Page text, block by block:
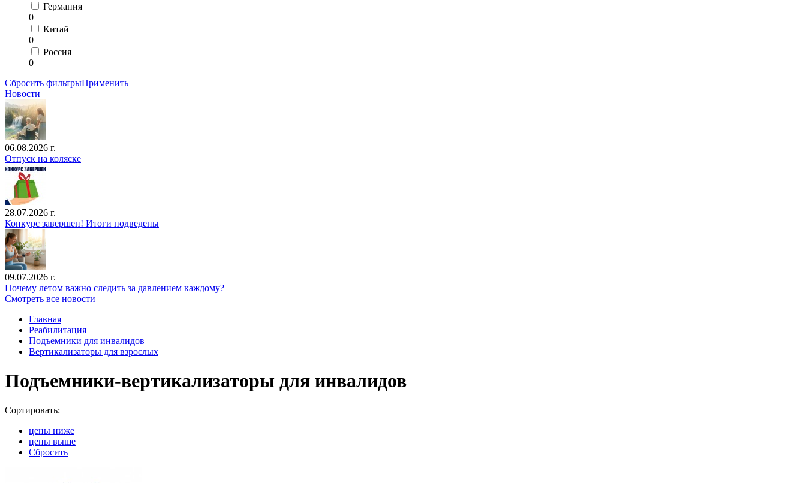
Германия
0
Китай
0
Россия
0
Сбросить фильтрыПрименить
Новости
06.08.2026 г.
Отпуск на коляске
28.07.2026 г.
Конкурс завершен! Итоги подведены
09.07.2026 г.
Почему летом важно следить за давлением каждому?
Смотреть все новости
Главная
Реабилитация
Подъемники для инвалидов
Вертикализаторы для взрослых
Подъемники-вертикализаторы для инвалидов
Сортировать:
цены ниже
цены выше
Сбросить